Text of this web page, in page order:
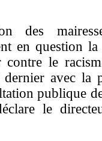
des
en question
le
avec la
publique
le